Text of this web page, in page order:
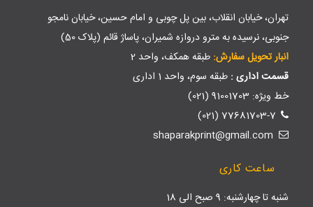
تهران، خیابان انقلاب، بین پل چوبی و امام حسین، خیابان نامجو
جنوبی، نرسیده به مترو دروازه شمیران، پاساژ قائم (پلاک 50)
انبار تحویل سفارش: طبقه همکف، واحد 2
قسمت اداری : طبقه سوم، واحد 1 اداری
خط ویژه: 91001703 (021)
77681703-7 (021)
ساعت کاری
شنبه تا چهارشنبه: 9 صبح الی 18